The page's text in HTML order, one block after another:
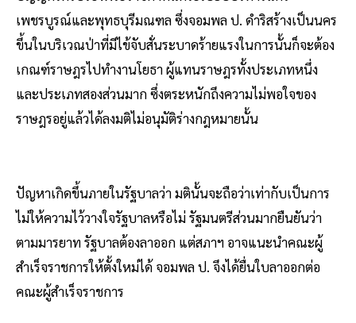
เพชรบูรณ์และพุทธบุรีมณฑล ซึ่งจอมพล ป. ดำริสร้างเป็นนคร
ขึ้นในบริเวณป่าที่มีไข้จับสั่นระบาดร้ายแรงในการนั้นก็จะต้อง
เกณฑ์ราษฎรไปทำงานโยธา ผู้แทนราษฎรทั้งประเภทหนึ่ง
และประเภทสองส่วนมาก ซึ่งตระหนักถึงความไม่พอใจของ
ราษฎรอยู่แล้วได้ลงมติไม่อนุมัติร่างกฎหมายนั้น
ปัญหาเกิดขึ้นภายในรัฐบาลว่า มตินั้นจะถือว่าเท่ากับเป็นการ
ไม่ให้ความไว้วางใจรัฐบาลหรือไม่ รัฐมนตรีส่วนมากยืนยันว่า
ตามมารยาท รัฐบาลต้องลาออก แต่สภาฯ อาจแนะนำคณะผู้
สำเร็จราชการให้ตั้งใหม่ได้ จอมพล ป. จึงได้ยื่นใบลาออกต่อ
คณะผู้สำเร็จราชการ